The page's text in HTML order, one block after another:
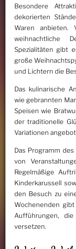
Besondere
dekorierten
Waren anbieten.
weihnachtliche
Spezialitäten gibt
große
und Lichtern die
Das kulinarische
wie gebrannten
Speisen wie
der traditionelle
Variationen
Das Programm
von
Regelmäßige
Kinderkarussell
den Besuch zu
Wochenenden
Aufführungen,
versetzen.